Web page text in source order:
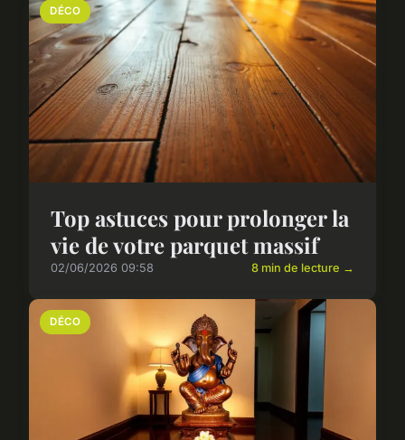
DÉCO
Top astuces pour prolonger la
vie de votre parquet massif
02/06/2026 09:58 8 min de lecture →
DÉCO